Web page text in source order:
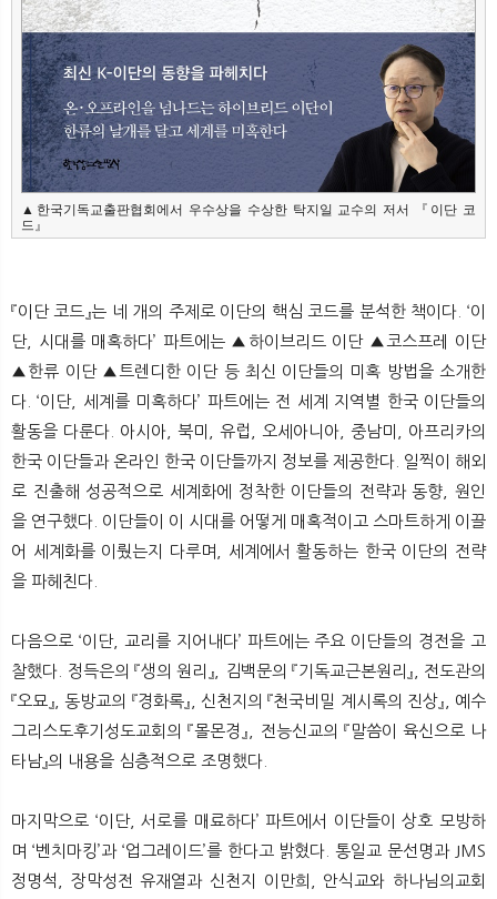
▲한국기독교출판협회에서 우수상을 수상한 탁지일 교수의 저서 『이단 코
드』
『이단 코드』는 네 개의 주제로 이단의 핵심 코드를 분석한 책이다. ‘이
단, 시대를 매혹하다’ 파트에는 ▲하이브리드 이단 ▲코스프레 이단
▲한류 이단 ▲트렌디한 이단 등 최신 이단들의 미혹 방법을 소개한
다. ‘이단, 세계를 미혹하다’ 파트에는 전 세계 지역별 한국 이단들의
활동을 다룬다. 아시아, 북미, 유럽, 오세아니아, 중남미, 아프리카의
한국 이단들과 온라인 한국 이단들까지 정보를 제공한다. 일찍이 해외
로 진출해 성공적으로 세계화에 정착한 이단들의 전략과 동향, 원인
을 연구했다. 이단들이 이 시대를 어떻게 매혹적이고 스마트하게 이끌
어 세계화를 이뤘는지 다루며, 세계에서 활동하는 한국 이단의 전략
을 파헤친다.
다음으로 ‘이단, 교리를 지어내다’ 파트에는 주요 이단들의 경전을 고
찰했다. 정득은의 『생의 원리』, 김백문의 『기독교근본원리』, 전도관의
『오묘』, 동방교의 『경화록』, 신천지의 『천국비밀 계시록의 진상』, 예수
그리스도후기성도교회의 『몰몬경』, 전능신교의 『말씀이 육신으로 나
타남』의 내용을 심층적으로 조명했다.
마지막으로 ‘이단, 서로를 매료하다’ 파트에서 이단들이 상호 모방하
며 ‘벤치마킹’과 ‘업그레이드’를 한다고 밝혔다. 통일교 문선명과 JMS
정명석, 장막성전 유재열과 신천지 이만희, 안식교와 하나님의교회